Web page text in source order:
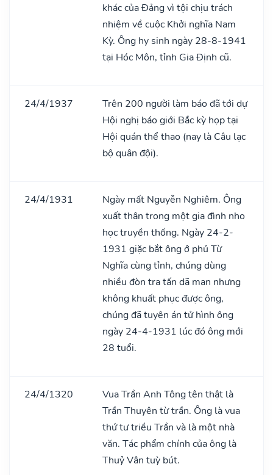
khác của Đảng vì tội chịu trách
nhiệm về cuộc Khởi nghĩa Nam
Kỳ. Ông hy sinh ngày 28-8-1941
tại Hóc Môn, tỉnh Gia Định cũ.
24/4/1937
Trên 200 người làm báo đã tới dự
Hội nghị báo giới Bắc kỳ họp tại
Hội quán thể thao (nay là Câu lạc
bộ quân đội).
24/4/1931
Ngày mất Nguyễn Nghiêm. Ông
xuất thân trong một gia đình nho
học truyền thống. Ngày 24-2-
1931 giặc bắt ông ở phủ Từ
Nghĩa cùng tỉnh, chúng dùng
nhiều đòn tra tấn dã man nhưng
không khuất phục được ông,
chúng đã tuyên án tử hình ông
ngày 24-4-1931 lúc đó ông mới
28 tuổi.
24/4/1320
Vua Trần Anh Tông tên thật là
Trần Thuyên từ trần. Ông là vua
thứ tư triều Trần và là một nhà
văn. Tác phẩm chính của ông là
Thuỷ Vân tuỳ bút.